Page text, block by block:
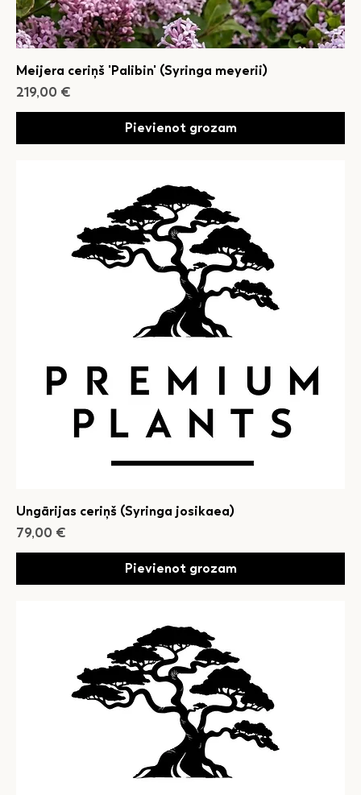
Meijera ceriņš 'Palibin' (Syringa meyerii)
Cena
219,00 €
Pievienot grozam
Ungārijas ceriņš (Syringa josikaea)
Cena
79,00 €
Pievienot grozam